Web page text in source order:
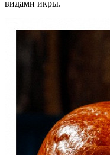
видами икры.